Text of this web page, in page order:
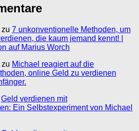
zu 7 unkonventionelle Methoden, um
die kaum jemand kennt! |
auf Marius Worch
zu Michael reagiert auf die
online Geld zu verdienen
Geld verdienen mit
Ein Selbstexperiment von Michael